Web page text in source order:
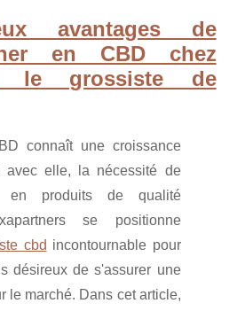
avantages de
en CBD chez
le grossiste de
connaît une croissance
avec elle, la nécessité de
en produits de qualité
se positionne
cbd incontournable pour
désireux de s'assurer une
le marché. Dans cet article,